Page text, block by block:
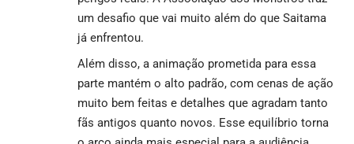
um desafio que vai muito além do que Saitama
já enfrentou.
Além disso, a animação prometida para essa
parte mantém o alto padrão, com cenas de ação
muito bem feitas e detalhes que agradam tanto
fãs antigos quanto novos. Esse equilíbrio torna